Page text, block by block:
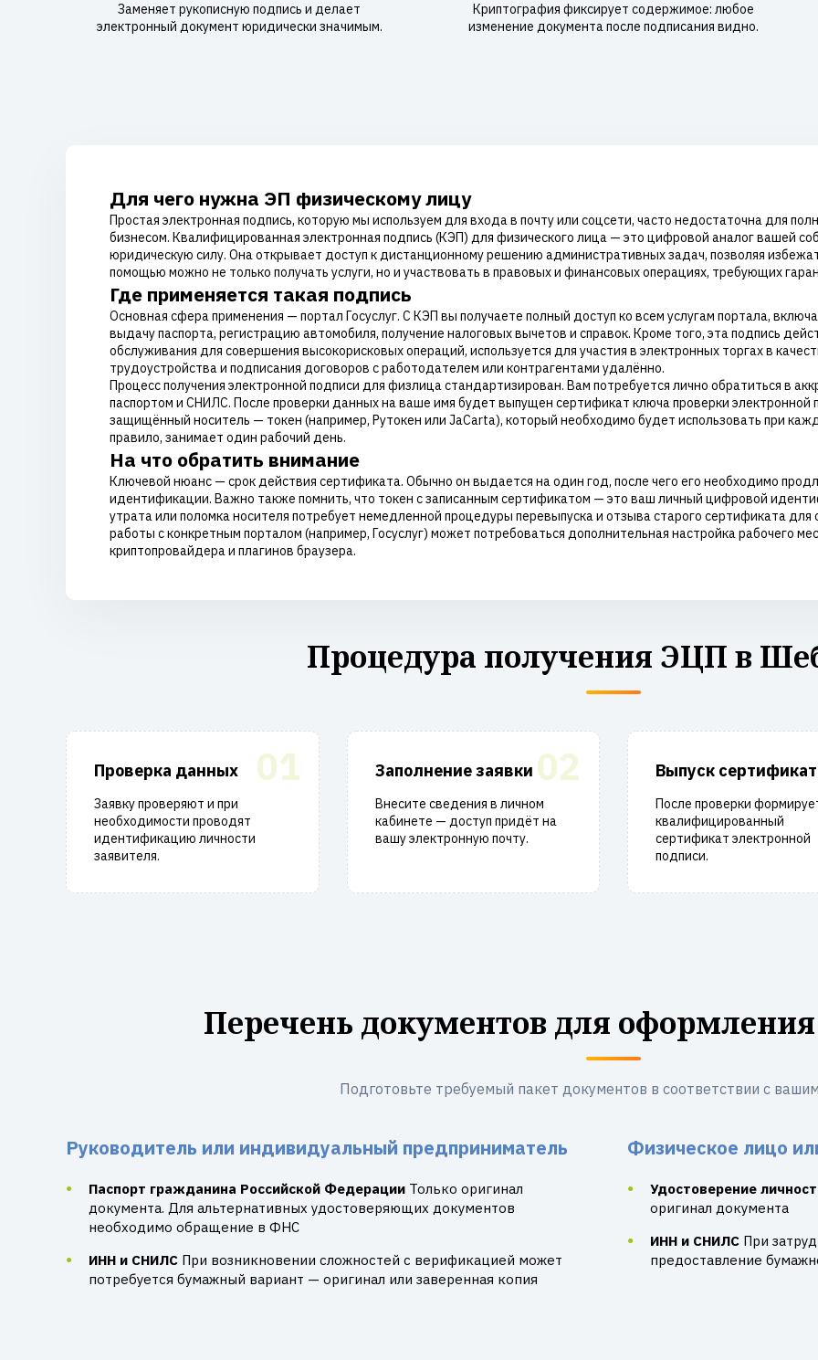
Заменяет рукописную подпись и делает
электронный документ юридически значимым.
Криптография фиксирует содержимое: любое
изменение документа после подписания видно.
Для чего нужна ЭП физическому лицу
Простая электронная подпись, которую мы используем для входа в почту или соцсети, часто недостаточна для
бизнесом. Квалифицированная электронная подпись (КЭП) для физического лица — это цифровой аналог вашей
юридическую силу. Она открывает доступ к дистанционному решению административных задач, позволяя
помощью можно не только получать услуги, но и участвовать в правовых и финансовых операциях, требующих
Где применяется такая подпись
Основная сфера применения — портал Госуслуг. С КЭП вы получаете полный доступ ко всем услугам портала,
выдачу паспорта, регистрацию автомобиля, получение налоговых вычетов и справок. Кроме того, эта подпись
обслуживания для совершения высокорисковых операций, используется для участия в электронных торгах в
трудоустройства и подписания договоров с работодателем или контрагентами удалённо.
Процесс получения электронной подписи для физлица стандартизирован. Вам потребуется лично обратиться в
паспортом и СНИЛС. После проверки данных на ваше имя будет выпущен сертификат ключа проверки электронной
защищённый носитель — токен (например, Рутокен или JaCarta), который необходимо будет использовать при
правило, занимает один рабочий день.
На что обратить внимание
Ключевой нюанс — срок действия сертификата. Обычно он выдается на один год, после чего его необходимо
идентификации. Важно также помнить, что токен с записанным сертификатом — это ваш личный цифровой
утрата или поломка носителя потребует немедленной процедуры перевыпуска и отзыва старого сертификата для
работы с конкретным порталом (например, Госуслуг) может потребоваться дополнительная настройка рабочего
криптопровайдера и плагинов браузера.
Процедура получения ЭЦП в
01
Проверка данных
Заявку проверяют и при
необходимости проводят
идентификацию личности
заявителя.
02
Заполнение заявки
Внесите сведения в личном
кабинете — доступ придёт на
вашу электронную почту.
Выпуск
После проверки
квалифицированный
сертификат электронной
подписи.
Перечень документов для
Подготовьте требуемый пакет документов в соответствии с
Руководитель или индивидуальный предприниматель
Паспорт гражданина Российской Федерации Только оригинал
документа. Для альтернативных удостоверяющих документов
необходимо обращение в ФНС
ИНН и СНИЛС При возникновении сложностей с верификацией может
потребуется бумажный вариант — оригинал или заверенная копия
Физическое лицо
Удостоверение
оригинал документа
ИНН и СНИЛС При
предоставление